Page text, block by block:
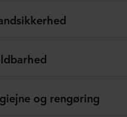
og rengøring